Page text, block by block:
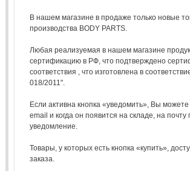
В нашем магазине в продаже только новые
производства BODY PARTS.
Любая реализуемая в нашем магазине
сертификацию в РФ, что подтверждено
соответствия , что изготовлена в
018/2011".
Если активна кнопка «уведомить», Вы можете
email и когда он появится на складе, на почту
уведомление.
Товары, у которых есть кнопка «купить»,
заказа.